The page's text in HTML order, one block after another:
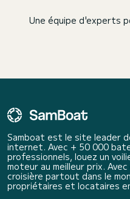
Une équipe d'experts
Samboat est le site leader
internet. Avec + 50 000
professionnels, louez un
moteur au meilleur prix.
croisière partout dans le
propriétaires et locataires